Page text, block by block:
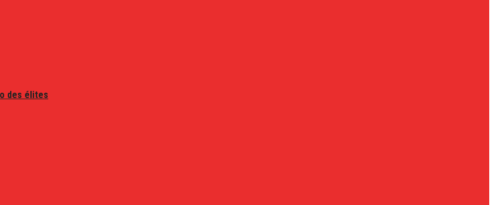
des élites